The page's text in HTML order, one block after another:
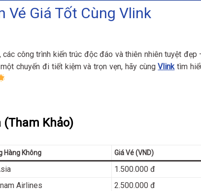
Vé Giá Tốt Cùng Vlink
công trình kiến trúc độc đáo và thiên nhiên tuyệt đẹp
chuyến đi tiết kiệm và trọn vẹn, hãy cùngVlink tìm
(Tham Khảo)
Hàng Không Giá Vé (VND)
1.500.000 đ
Airlines
2.500.000 đ